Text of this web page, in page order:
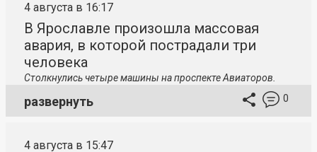
4 августа в 16:17
В Ярославле произошла массовая
авария, в которой пострадали три
человека
Столкнулись четыре машины на проспекте Авиаторов.
развернуть 0
4 августа в 15:47